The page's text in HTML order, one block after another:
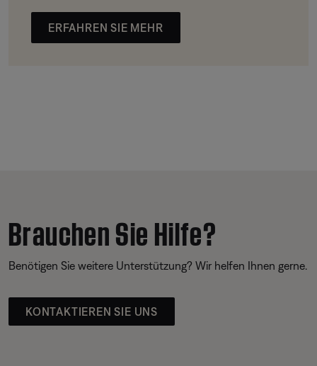
ERFAHREN SIE MEHR
Brauchen Sie Hilfe?
Benötigen Sie weitere Unterstützung? Wir helfen Ihnen gerne.
KONTAKTIEREN SIE UNS